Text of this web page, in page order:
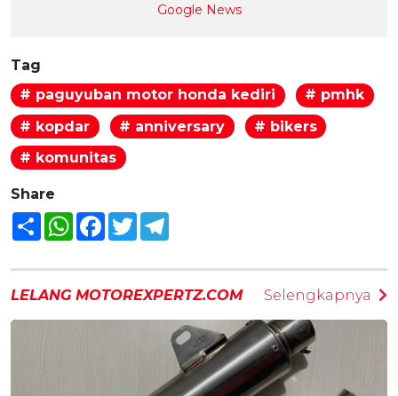
Google News
Tag
# paguyuban motor honda kediri
# pmhk
# kopdar
# anniversary
# bikers
# komunitas
Share
Share WhatsAppFacebook
Twitter
LELANG MOTOREXPERTZ.COM Selengkapnya